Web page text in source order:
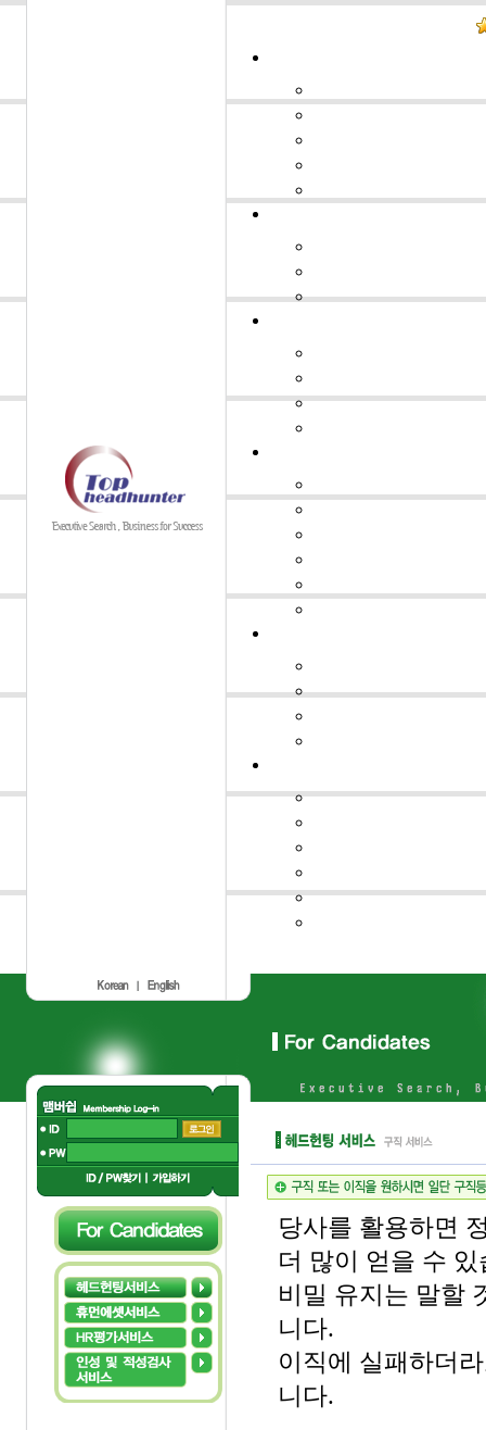
당사를 활용하면
더 많이 얻을 수 있
비밀 유지는 말할
니다.
이직에 실패하더
니다.